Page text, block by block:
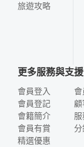
旅遊攻略
更多服務與支援
會員登入
會員登記
會籍簡介
會員有賞
精選優惠